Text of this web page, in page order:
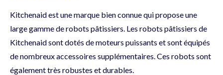
Kitchenaid est une marque bien connue qui propose une
large gamme de robots pâtissiers. Les robots pâtissiers de
Kitchenaid sont dotés de moteurs puissants et sont équipés
de nombreux accessoires supplémentaires. Ces robots sont
également très robustes et durables.